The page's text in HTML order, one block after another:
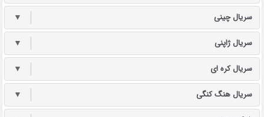
سریال چینی ▼
سریال ژاپنی ▼
سریال کره ای ▼
سریال هنگ کنگی ▼